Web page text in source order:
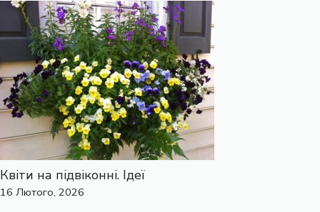
Квіти на підвіконні. Ідеї
16 Лютого, 2026